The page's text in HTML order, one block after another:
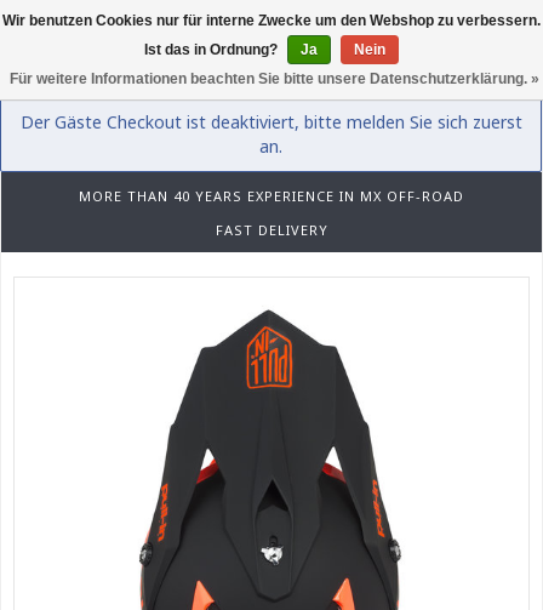
0
Der Gäste Checkout ist deaktiviert, bitte melden Sie sich zuerst
an.
MORE THAN 40 YEARS EXPERIENCE IN MX OFF-ROAD
FAST DELIVERY
Wir benutzen Cookies nur für interne Zwecke um den Webshop zu verbessern.
Ist das in Ordnung?
Ja
Nein
Für weitere Informationen beachten Sie bitte unsere Datenschutzerklärung. »